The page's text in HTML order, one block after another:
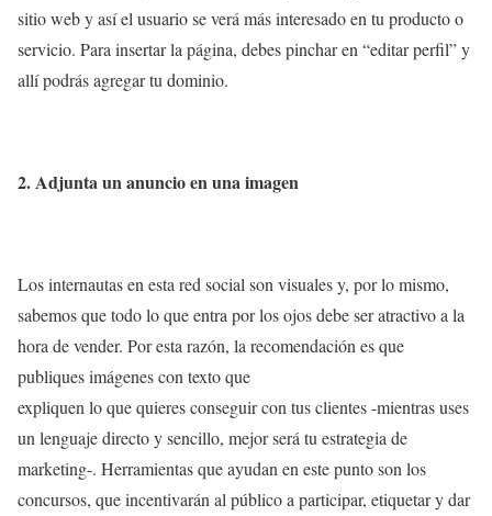
sitio web y así el usuario se verá más interesado en tu producto o
servicio. Para insertar la página, debes pinchar en “editar perfil” y
allí podrás agregar tu dominio.
2. Adjunta un anuncio en una imagen
Los internautas en esta red social son visuales y, por lo mismo,
sabemos que todo lo que entra por los ojos debe ser atractivo a la
hora de vender. Por esta razón, la recomendación es que
publiques imágenes con texto que
expliquen lo que quieres conseguir con tus clientes -mientras uses
un lenguaje directo y sencillo, mejor será tu estrategia de
marketing-. Herramientas que ayudan en este punto son los
concursos, que incentivarán al público a participar, etiquetar y dar